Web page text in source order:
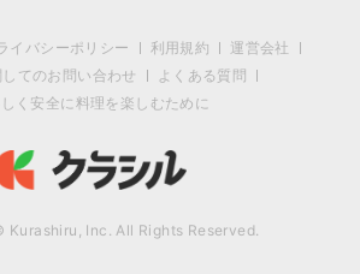
イバシーポリシー 利用規約
運営会社
てのお問い合わせ
よくある質問
く安全に料理を楽しむために
Kurashiru, Inc. All Rights Reserved.